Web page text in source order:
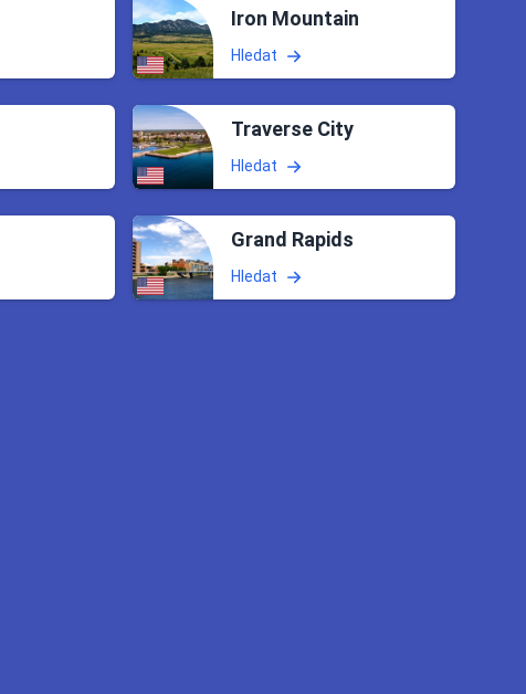
Iron Mountain
Hledat
Traverse City
Hledat
Grand Rapids
Hledat